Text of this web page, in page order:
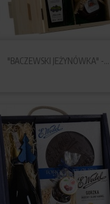
"BACZEWSKI JEŻYNÓWKA" -...